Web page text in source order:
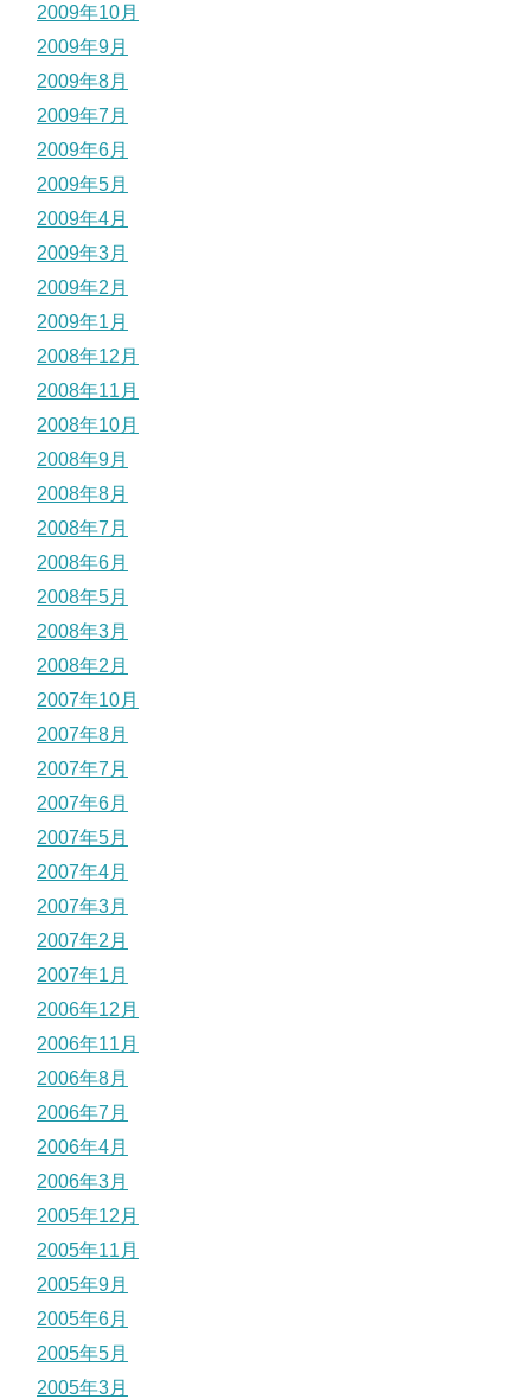
2009年10月
2009年9月
2009年8月
2009年7月
2009年6月
2009年5月
2009年4月
2009年3月
2009年2月
2009年1月
2008年12月
2008年11月
2008年10月
2008年9月
2008年8月
2008年7月
2008年6月
2008年5月
2008年3月
2008年2月
2007年10月
2007年8月
2007年7月
2007年6月
2007年5月
2007年4月
2007年3月
2007年2月
2007年1月
2006年12月
2006年11月
2006年8月
2006年7月
2006年4月
2006年3月
2005年12月
2005年11月
2005年9月
2005年6月
2005年5月
2005年3月